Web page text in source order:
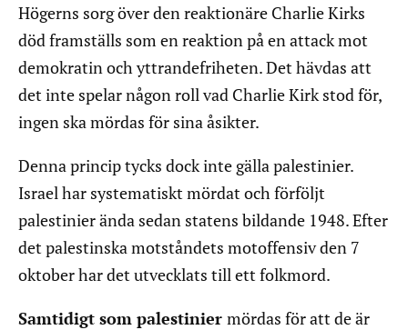
Högerns sorg över den reaktionäre Charlie Kirks
död framställs som en reaktion på en attack mot
demokratin och yttrandefriheten. Det hävdas att
det inte spelar någon roll vad Charlie Kirk stod för,
ingen ska mördas för sina åsikter.
Denna princip tycks dock inte gälla palestinier.
Israel har systematiskt mördat och förföljt
palestinier ända sedan statens bildande 1948. Efter
det palestinska motståndets motoffensiv den 7
oktober har det utvecklats till ett folkmord.
Samtidigt som palestinier mördas för att de är